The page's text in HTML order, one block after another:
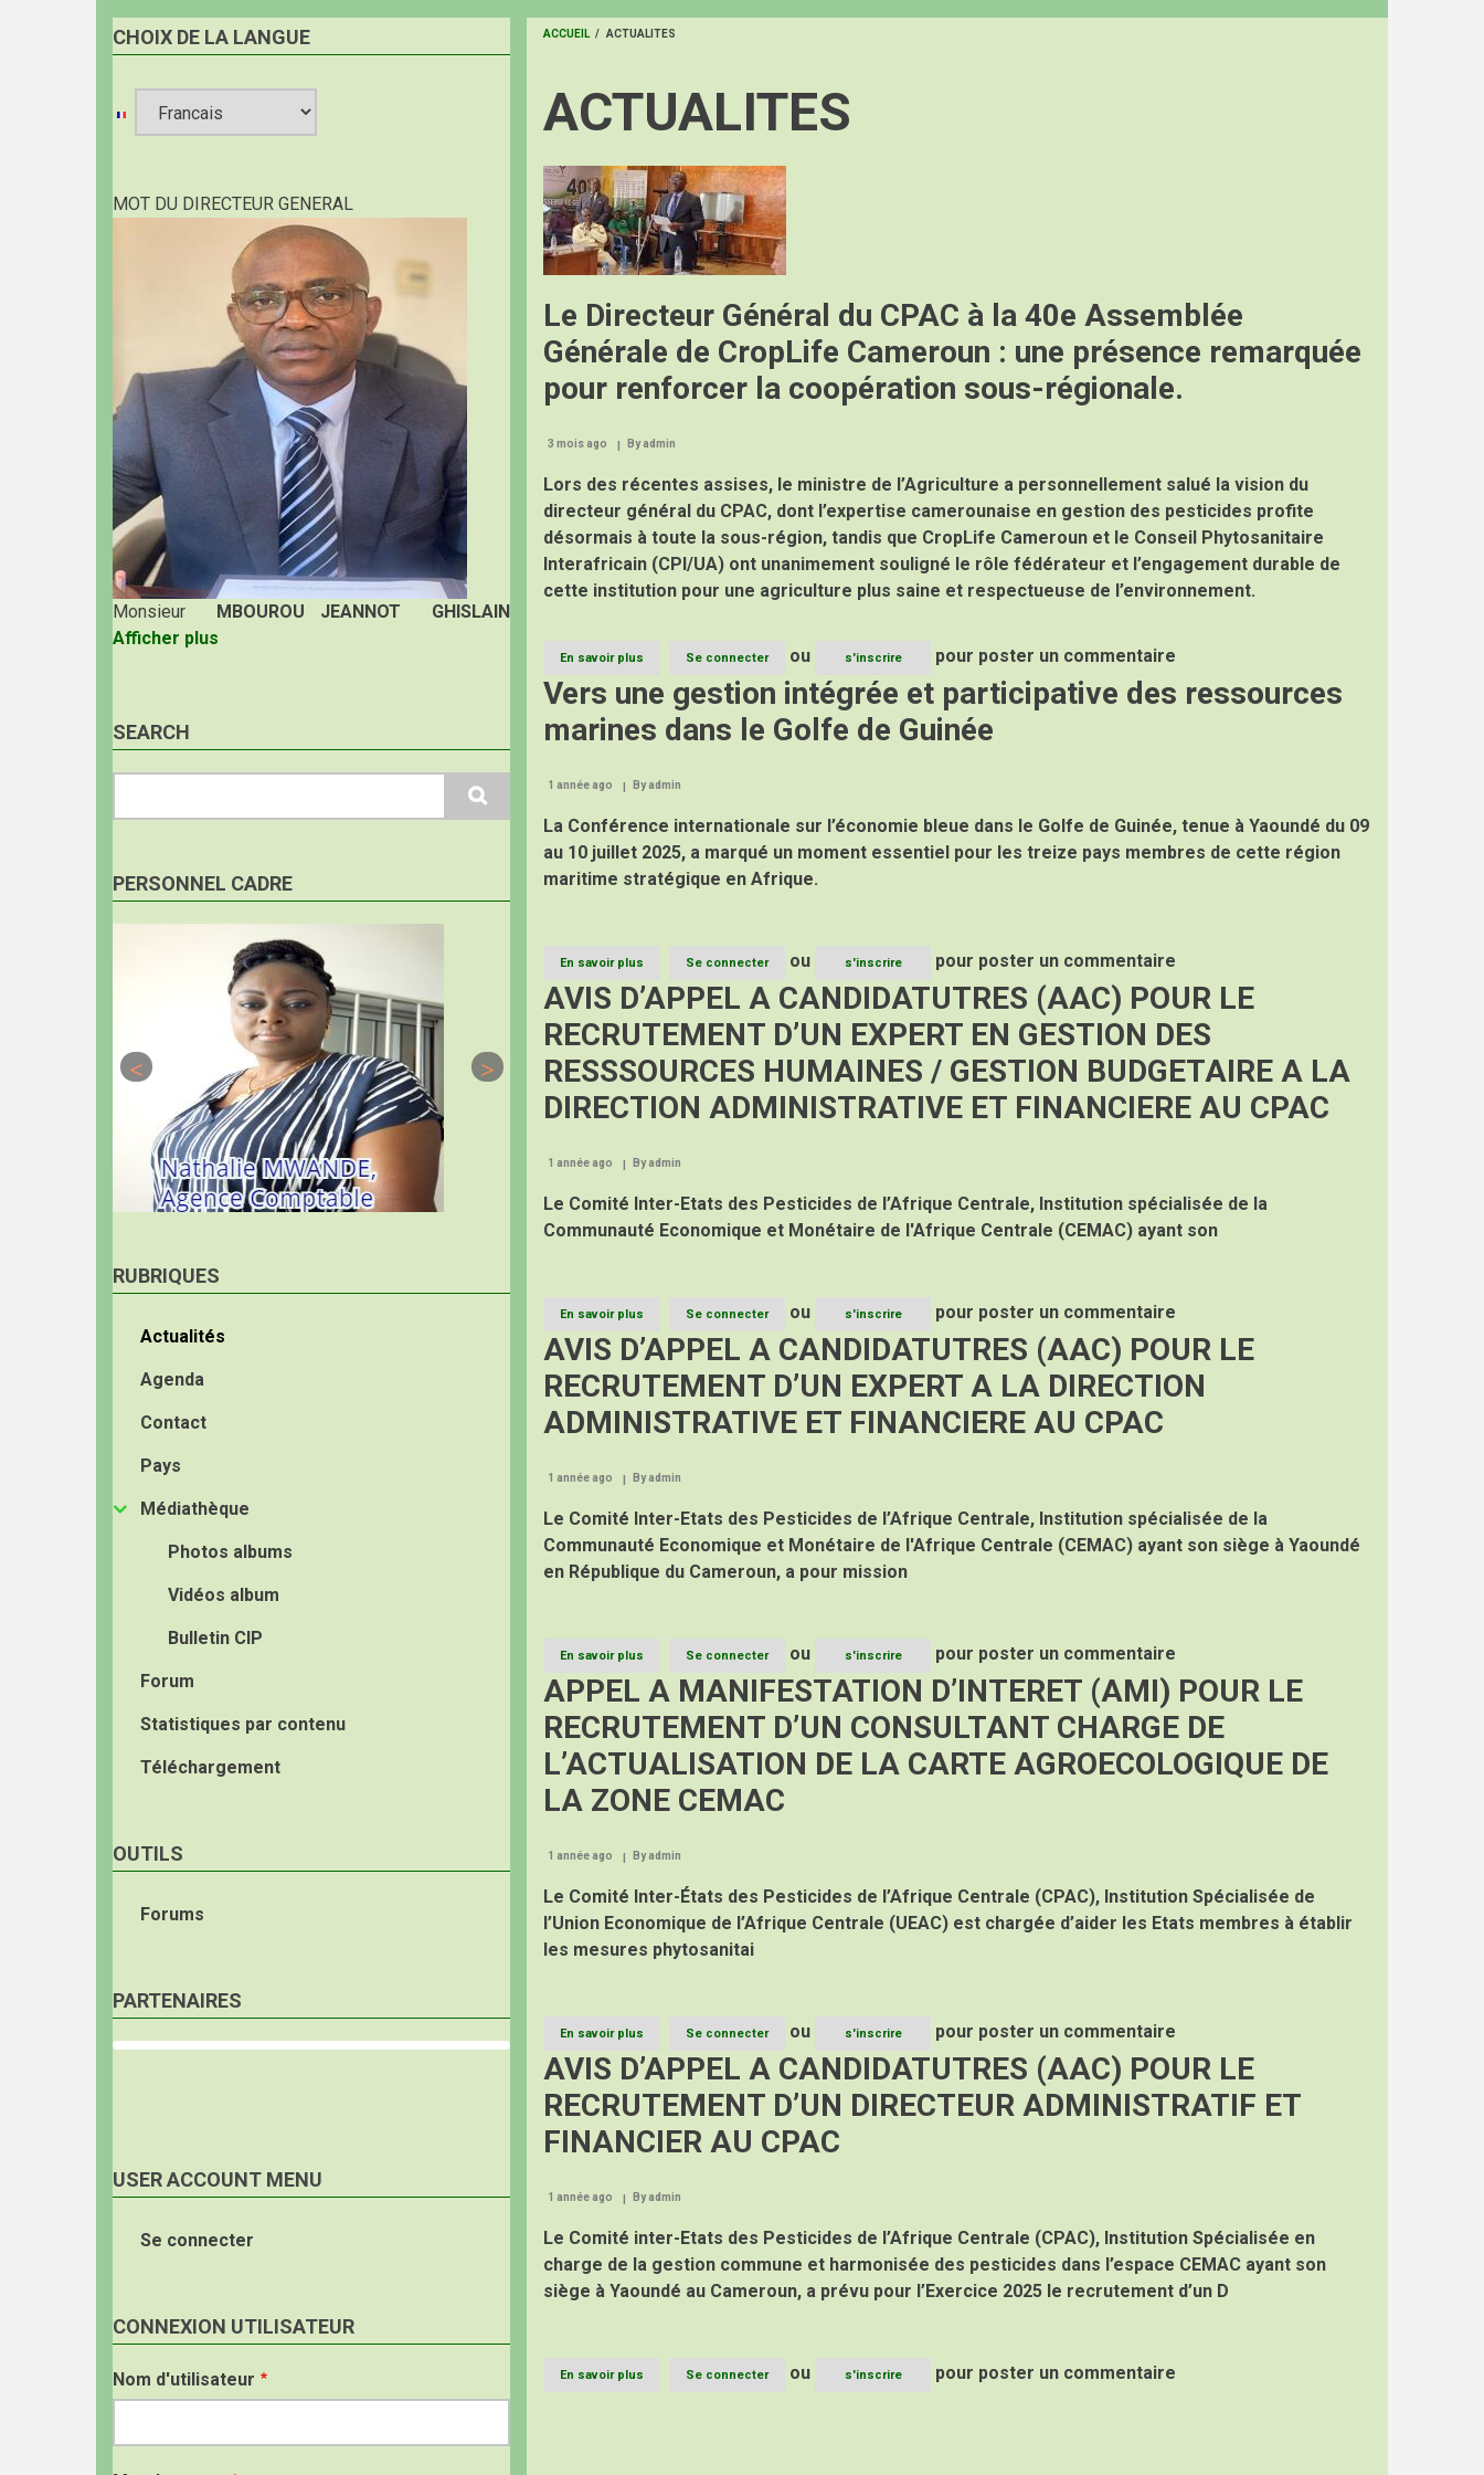
CHOIX DE LA LANGUE
language
MOT DU DIRECTEUR GENERAL
Monsieur
MBOUROU JEANNOT GHISLAIN
Afficher plus
SEARCH
PERSONNEL CADRE
RUBRIQUES
Actualités
Agenda
Contact
Pays
Médiathèque
Photos albums
Vidéos album
Bulletin CIP
Forum
Statistiques par contenu
Téléchargement
OUTILS
Forums
PARTENAIRES
USER ACCOUNT MENU
Se connecter
CONNEXION UTILISATEUR
Nom d'utilisateur
D'ARIANE
ACCUEIL / ACTUALITES
ACTUALITES
Image
Le Directeur Général du CPAC à la 40e Assemblée
Générale de CropLife Cameroun : une présence remarquée
pour renforcer la coopération sous-régionale.
3 mois ago Byadmin
Lors des récentes assises, le ministre de l’Agriculture a personnellement salué la vision du
directeur général du CPAC, dont l’expertise camerounaise en gestion des pesticides profite
désormais à toute la sous-région, tandis que CropLife Cameroun et le Conseil Phytosanitaire
Interafricain (CPI/UA) ont unanimement souligné le rôle fédérateur et l’engagement durable de
cette institution pour une agriculture plus saine et respectueuse de l’environnement.
En savoir plus
Le
Directeur
Général
du
la
Assemblée
Générale
CropLife
présence
remarquée
pour
sous-
Se connecter ou s'inscrire pour poster un commentaire
Vers une gestion intégrée et participative des ressources
marines dans le Golfe de Guinée
1 année ago Byadmin
La Conférence internationale sur l’économie bleue dans le Golfe de Guinée, tenue à Yaoundé du 09
au 10 juillet 2025, a marqué un moment essentiel pour les treize pays membres de cette région
maritime stratégique en Afrique.
En savoir plus
Vers
une
intégrée
et
participative
des
ressources
le
de
Guinée
Se connecter ou s'inscrire pour poster un commentaire
AVIS D’APPEL A CANDIDATUTRES (AAC) POUR LE
RECRUTEMENT D’UN EXPERT EN GESTION DES
RESSSOURCES HUMAINES / GESTION BUDGETAIRE A LA
DIRECTION ADMINISTRATIVE ET FINANCIERE AU CPAC
1 année ago Byadmin
Le Comité Inter-Etats des Pesticides de l’Afrique Centrale, Institution spécialisée de la
Communauté Economique et Monétaire de l'Afrique Centrale (CEMAC) ayant son
En savoir plus
AVIS
D’APPEL
CANDIDATUTRES
(AAC)
POUR
D’UN
EN
GESTION
RESSSOURCES
BUDGETAIRE
A
LA
ADMINISTRATIVE
FINANCIERE
CPAC
Se connecter ou s'inscrire pour poster un commentaire
AVIS D’APPEL A CANDIDATUTRES (AAC) POUR LE
RECRUTEMENT D’UN EXPERT A LA DIRECTION
ADMINISTRATIVE ET FINANCIERE AU CPAC
1 année ago Byadmin
Le Comité Inter-Etats des Pesticides de l’Afrique Centrale, Institution spécialisée de la
Communauté Economique et Monétaire de l'Afrique Centrale (CEMAC) ayant son siège à Yaoundé
en République du Cameroun, a pour mission
En savoir plus
AVIS
D’APPEL
CANDIDATUTRES
(AAC)
POUR
LE
RECRUTEMENT
A
DIRECTION
ADMINISTRATIVE
FINANCIERE
Se connecter ou s'inscrire pour poster un commentaire
APPEL A MANIFESTATION D’INTERET (AMI) POUR LE
RECRUTEMENT D’UN CONSULTANT CHARGE DE
L’ACTUALISATION DE LA CARTE AGROECOLOGIQUE DE
LA ZONE CEMAC
1 année ago Byadmin
Le Comité Inter-États des Pesticides de l’Afrique Centrale (CPAC), Institution Spécialisée de
l’Union Economique de l’Afrique Centrale (UEAC) est chargée d’aider les Etats membres à établir
les mesures phytosanitai
En savoir plus
APPEL
A
D’INTERET
(AMI)
POUR
D’UN
CHARGE
DE
L’ACTUALISATION
DE
LA
Se connecter ou s'inscrire pour poster un commentaire
AVIS D’APPEL A CANDIDATUTRES (AAC) POUR LE
RECRUTEMENT D’UN DIRECTEUR ADMINISTRATIF ET
FINANCIER AU CPAC
1 année ago Byadmin
Le Comité inter-Etats des Pesticides de l’Afrique Centrale (CPAC), Institution Spécialisée en
charge de la gestion commune et harmonisée des pesticides dans l’espace CEMAC ayant son
siège à Yaoundé au Cameroun, a prévu pour l’Exercice 2025 le recrutement d’un D
En savoir plus
AVIS
Se connecter ou s'inscrire pour poster un commentaire